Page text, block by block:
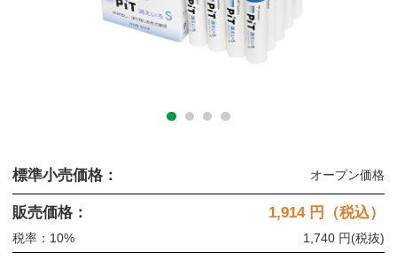
標準小売価格： オープン価格
販売価格： 1,914 円（税込）
税率：10% 1,740 円(税抜)